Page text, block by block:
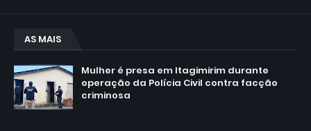
AS MAIS
Mulher é presa em Itagimirim durante
operação da Polícia Civil contra facção
criminosa